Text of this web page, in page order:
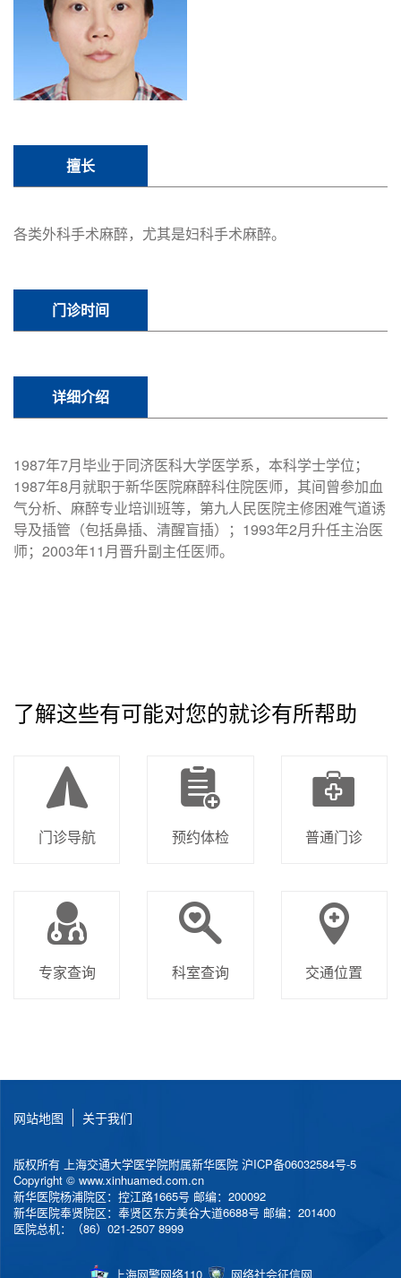
擅长
各类外科手术麻醉，尤其是妇科手术麻醉。
门诊时间
详细介绍
1987年7月毕业于同济医科大学医学系，本科学士学位；
1987年8月就职于新华医院麻醉科住院医师，其间曾参加血
气分析、麻醉专业培训班等，第九人民医院主修困难气道诱
导及插管（包括鼻插、清醒盲插）；1993年2月升任主治医
师；2003年11月晋升副主任医师。
了解这些有可能对您的就诊有所帮助
门诊导航 预约体检 普通门诊
专家查询 科室查询 交通位置
网站地图 关于我们
版权所有 上海交通大学医学院附属新华医院 沪ICP备06032584号-5
Copyright © www.xinhuamed.com.cn
新华医院杨浦院区：控江路1665号 邮编：200092
新华医院奉贤院区：奉贤区东方美谷大道6688号 邮编：201400
医院总机：（86）021-2507 8999
上海网警网络110 网络社会征信网